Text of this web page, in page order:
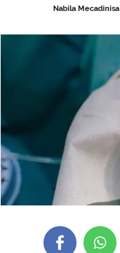
Nabila Mecadinisa